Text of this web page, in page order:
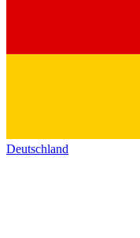
Deutschland